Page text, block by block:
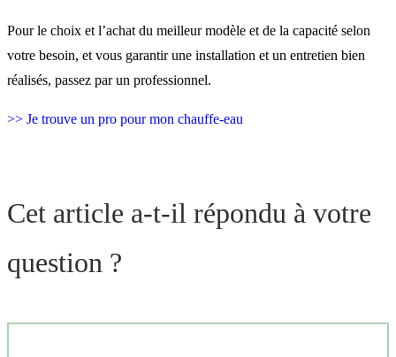
Pour le choix et l’achat du meilleur modèle et de la capacité selon
votre besoin, et vous garantir une installation et un entretien bien
réalisés, passez par un professionnel.
>> Je trouve un pro pour mon chauffe-eau
Cet article a-t-il répondu à votre
question ?